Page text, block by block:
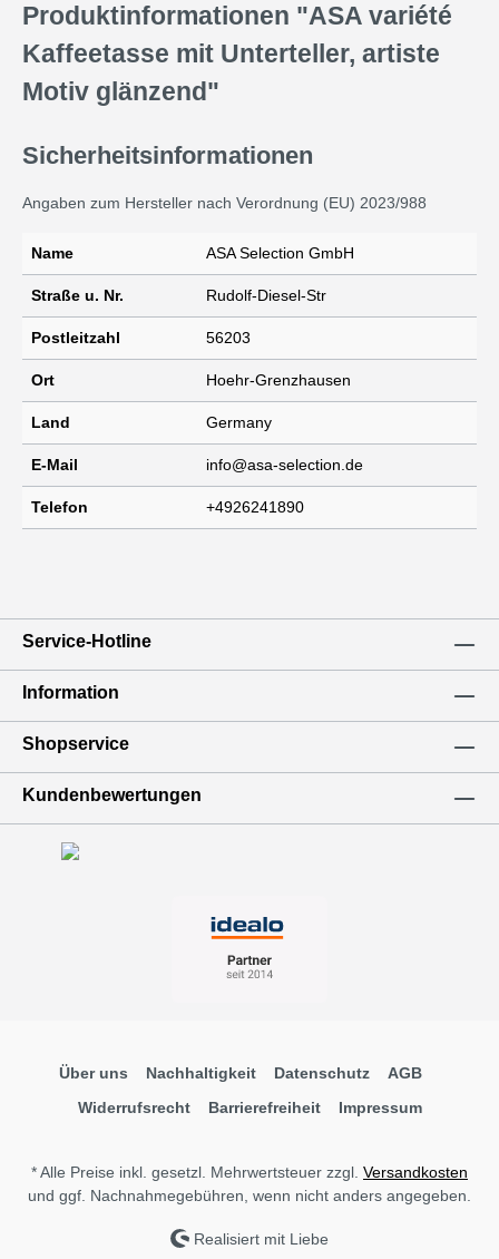
Produktinformationen "ASA variété
Kaffeetasse mit Unterteller, artiste
Motiv glänzend"
Sicherheitsinformationen
Angaben zum Hersteller nach Verordnung (EU) 2023/988
Name ASA Selection GmbH
Straße u. Nr. Rudolf-Diesel-Str
Postleitzahl 56203
Ort Hoehr-Grenzhausen
Land Germany
E-Mail info@asa-selection.de
Telefon +4926241890
Service-Hotline
Information
Shopservice
Kundenbewertungen
Über uns Nachhaltigkeit Datenschutz
AGB
Widerrufsrecht
Barrierefreiheit Impressum
* Alle Preise inkl. gesetzl. Mehrwertsteuer zzgl. Versandkosten
und ggf. Nachnahmegebühren, wenn nicht anders angegeben.
Realisiert mit Liebe